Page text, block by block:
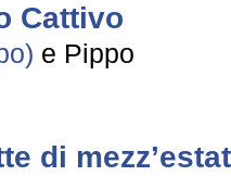
Cattivo
e Pippo
di